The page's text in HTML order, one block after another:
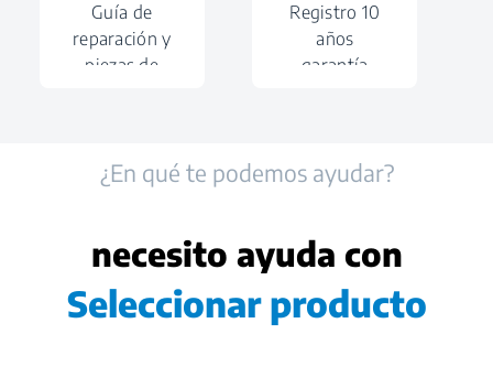
Guía de
reparación y
piezas de
Registro 10
años
garantía
¿En qué te podemos ayudar?
necesito ayuda con
Seleccionar producto